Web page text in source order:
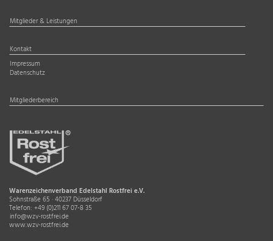
Mitglieder & Leistungen
Kontakt
Impressum
Datenschutz
Mitgliederbereich
Warenzeichenverband Edelstahl Rostfrei e.V.
Sohnstraße 65 · 40237 Düsseldorf
Telefon: +49 (0)211 67 07-8 35
info@wzv-rostfrei.de
www.wzv-rostfrei.de